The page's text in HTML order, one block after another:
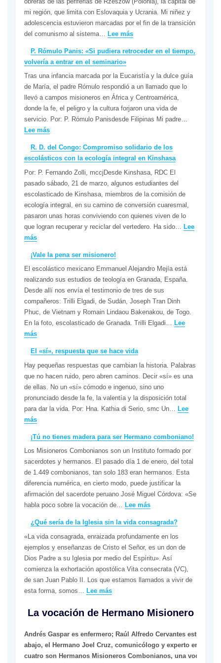
mi región, que limita con Eslovaquia y Ucrania. Mi niñez y
adolescencia estuvieron marcadas por el fin de la transición
del comunismo al sistema… Lee más:
vas
salir
para
las
misiones»
P. Rómulo Panis: «Si pudiera retroceder en el tiempo,
volvería a entrar en el seminario»
Tras una infancia marcada por la Eucaristía y la dulce guía
de María, el padre Rómulo respondió a un llamado que lo
llevó a campos misioneros en África y Centroamérica,
donde la fe, el peligro y la cultura forjaron una vida de
servicio. Por: P. Rómulo Panisdesde Filipinas Mi padre…
Lee más:
Rómulo
Panis:
«Si
pudiera
retroceder
en
el
tiempo,
entrar
en
el
seminario»
R. D. del Congo: Compromiso solidario de los
escolásticos con la ecología integral en Kinshasa
Por: P. Fernando Zolli, mccjDesde Kinshasa, RDC El
pasado sábado, 21 de marzo, algunos estudiantes del
escolasticado de Kinshasa, miembros de la comisión de
ecología integral, en su camino de conversión cuaresmal,
pasaron unas horas conviviendo con quienes viven de lo
que logran recuperar y reciclar del vertedero. Ha sido… Lee
más:
D.
del
Congo:
Compromiso
solidario
de
los
escolásticos
la
ecología
integral
en
Kinshasa
¡Vale la pena ser misionero!
El escolástico mexicano Emmanuel Alejandro Mejía está
realizando sus estudios de teología en Granada, España.
Desde allí nos envía el testimonio de tres de sus
compañeros: Trilli Elgadi, de Sudán, Joseph Tran Dinh
Phuc, de Vietnam y Romain Lindaou Bakenakou, de Togo.
En la foto, escolasticado de Granada. Trilli Elgadi… Lee
más:
la
pena
ser
misionero!
El «sí», respuesta que se hace vida
Hay pequeñas respuestas que cambian la historia. Palabras
que no hacen ruido, pero abren caminos. Decir «sí» es una
de ellas. No un «sí» cómodo e ingenuo, sino uno
pronunciado desde la fe, la valentía y la disposición total
para dar la vida. Por: Hna. Kathia di Serio, smc Un… Lee
más:
«sí»,
respuesta
que
se
hace
vida
¡Tú no tienes madera para ser Hermano comboniano!
Los Misioneros Combonianos son un Instituto formado por
sacerdotes y hermanos. El pasado día 1 de enero, del total
de 1.449 combonianos, tan solo 183 eran hermanos. Esta
diferencia numérica, en cierto modo, puede justificar la
afirmación del sacerdote peruano José Miguel Córdova: «Se
habla poco sobre la vocación de… Lee más:
no
tienes
madera
para
ser
Hermano
¿Qué sería de la Iglesia sin la vida consagrada?
«La vida consagrada, enraizada profundamente en los
ejemplos y enseñanzas de Cristo el Señor, es un don de
Dios Padre a su Iglesia por medio del Espíritu». Así
comienza la exhortación apostólica Vita consecrata (VC),
de san Juan Pablo II. Los que estamos llamados a vivir de
esta forma, somos… Lee más:
sería
la
Iglesia
sin
La vocación de Hermano Misionero
Andrés Gaspar es enfermero; Raúl Alfredo Cervantes estudia
abajo, el Hermano Joel Cruz, comunicólogo y experto en
cuatro son Hermanos Misioneros Combonianos, una vocación